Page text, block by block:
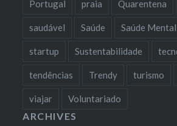
Portugal praia Quarentena
saudável Saúde Saúde Mental
startup Sustentabilidade
tendências Trendy turismo
viajar Voluntariado
ARCHIVES